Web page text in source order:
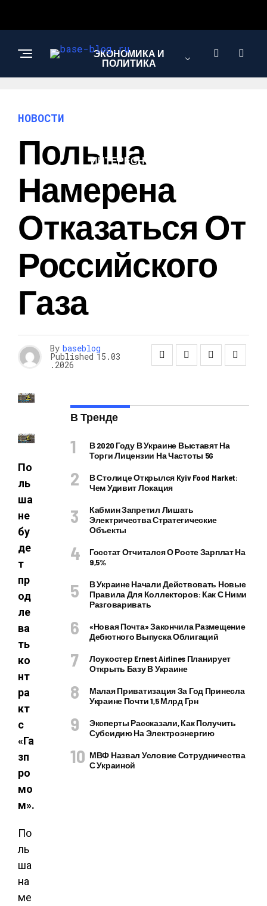
ЭКОНОМИКА И
ПОЛИТИКА
ИНТЕРЕСНОЕ И
НОВОСТИ
Польша
Намерена
Отказаться От
Российского
Газа
By baseblog
Published 15.03
.2026
По
ль
ша
не
бу
де
т
пр
од
ле
ва
ть
ко
нт
ра
кт
с
«Га
зп
ро
мо
м».
По
ль
ша
на
ме
В Тренде
В 2020 Году В Украине Выставят На
Торги Лицензии На Частоты 5G
В Столице Открылся Kyiv Food Market:
Чем Удивит Локация
Кабмин Запретил Лишать
Электричества Стратегические
Объекты
Госстат Отчитался О Росте Зарплат На
9,5%
В Украине Начали Действовать Новые
Правила Для Коллекторов: Как С Ними
Разговаривать
«Новая Почта» Закончила Размещение
Дебютного Выпуска Облигаций
Лоукостер Ernest Airlines Планирует
Открыть Базу В Украине
Малая Приватизация За Год Принесла
Украине Почти 1,5 Млрд Грн
Эксперты Рассказали, Как Получить
Субсидию На Электроэнергию
МВФ Назвал Условие Сотрудничества
С Украиной